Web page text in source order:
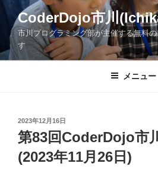
コ
ン
ツ
CoderDojo市川
市川プログラミング部が主催する無料
す
メニュー
投
稿
日:
2023年12月16日
第83回CoderDojo市
(2023年11月26日)